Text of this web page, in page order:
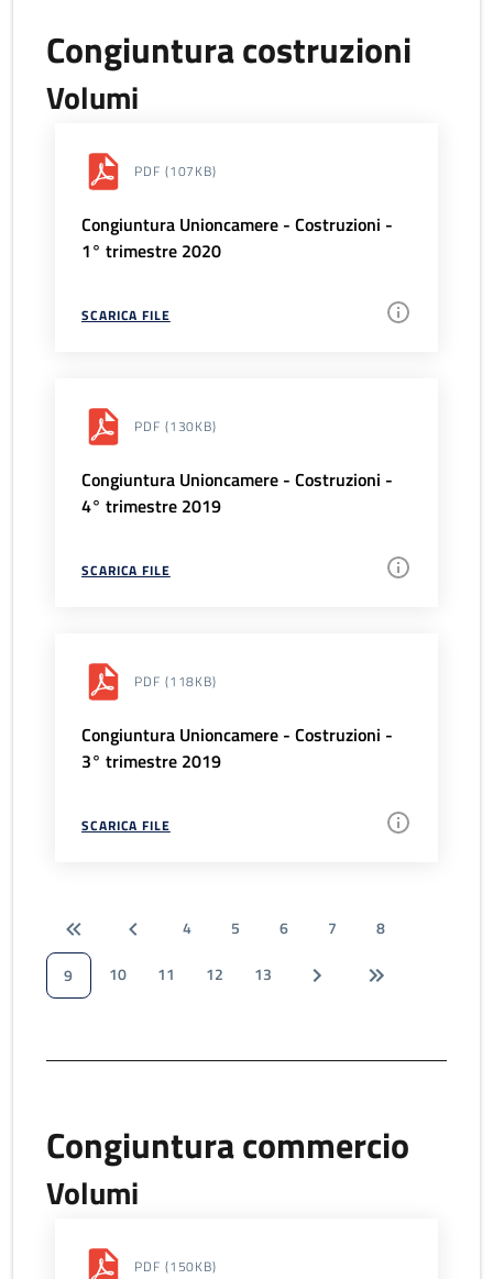
Congiuntura costruzioni
Volumi
PDF (107KB)
Congiuntura Unioncamere - Costruzioni -
1° trimestre 2020
SCARICA FILE
PDF (130KB)
Congiuntura Unioncamere - Costruzioni -
4° trimestre 2019
SCARICA FILE
PDF (118KB)
Congiuntura Unioncamere - Costruzioni -
3° trimestre 2019
SCARICA FILE
4 5 6 7
8
9
10 11 12 13
Congiuntura commercio
Volumi
PDF (150KB)